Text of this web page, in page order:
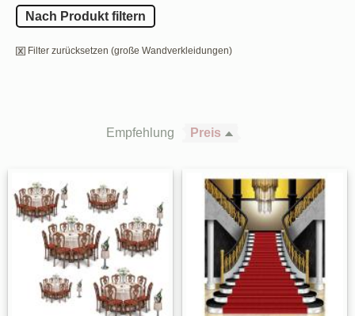
Nach Produkt filtern
Filter zurücksetzen (große Wandverkleidungen)
Empfehlung Preis